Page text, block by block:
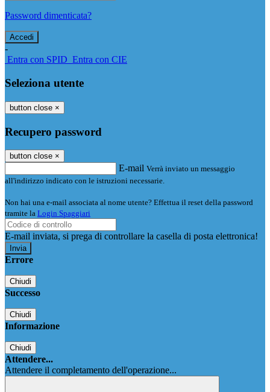
Password dimenticata?
-
Entra con SPID Entra con CIE
Seleziona utente
button close ×
Recupero password
button close ×
E-mail Verrà inviato un messaggio
all'indirizzo indicato con le istruzioni necessarie.
Non hai una e-mail associata al nome utente? Effettua il reset della password
tramite la Login Spaggiari
E-mail inviata, si prega di controllare la casella di posta elettronica!
Errore
Chiudi
Successo
Chiudi
Informazione
Chiudi
Attendere...
Attendere il completamento dell'operazione...